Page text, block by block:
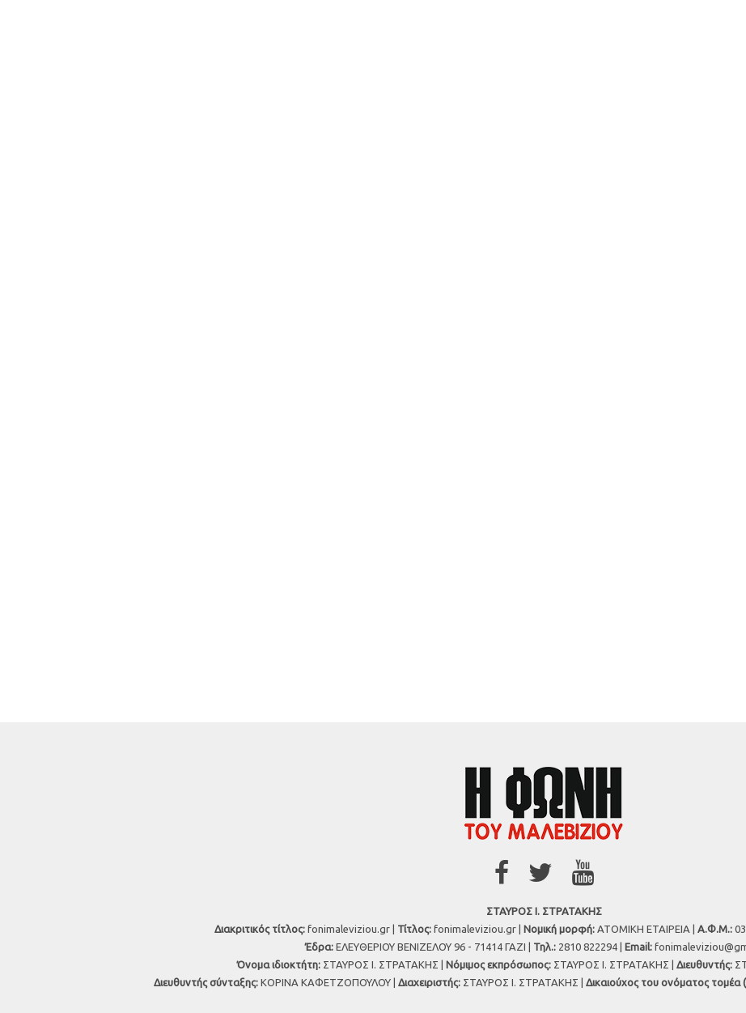
ΣΤΑΥΡΟΣ Ι. ΣΤΡΑΤΑΚΗΣ
Διακριτικός τίτλος: fonimaleviziou.gr | Τίτλος: fonimaleviziou.gr | Νομική μορφή: ΑΤΟΜΙΚΗ ΕΤΑΙΡΕΙΑ | Α.Φ.Μ.:
Έδρα: ΕΛΕΥΘΕΡΙΟΥ ΒΕΝΙΖΕΛΟΥ 96 - 71414 ΓΑΖΙ | Τηλ.: 2810 822294 | Εmail:
Όνομα ιδιοκτήτη: ΣΤΑΥΡΟΣ Ι. ΣΤΡΑΤΑΚΗΣ | Νόμιμος εκπρόσωπος: ΣΤΑΥΡΟΣ Ι. ΣΤΡΑΤΑΚΗΣ | Διευθυντής:
Διευθυντής σύνταξης: ΚΟΡΙΝΑ ΚΑΦΕΤΖΟΠΟΥΛΟΥ | Διαχειριστής: ΣΤΑΥΡΟΣ Ι. ΣΤΡΑΤΑΚΗΣ | Δικαιούχος του ονόματος τομέα